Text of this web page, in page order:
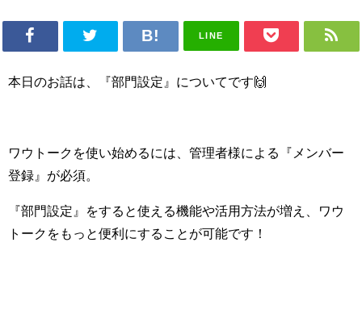
LINE
本日のお話は、『部門設定』についてです🙌
ワウトークを使い始めるには、管理者様による『メンバー
登録』が必須。
『部門設定』をすると使える機能や活用方法が増え、ワウ
トークをもっと便利にすることが可能です！